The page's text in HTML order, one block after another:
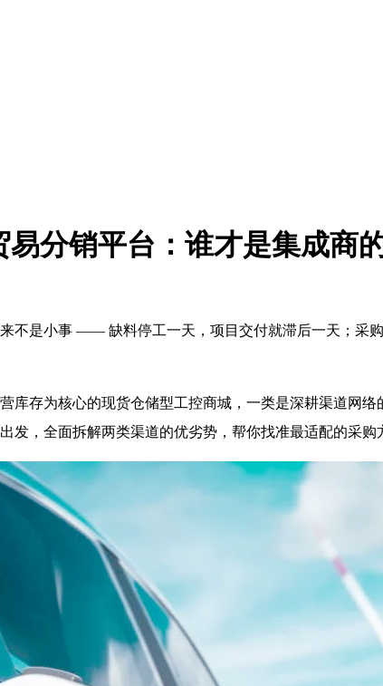
分销平台：谁才是集成商
不是小事 —— 缺料停工一天，项目交付就滞后一天；采
库存为核心的现货仓储型工控商城，一类是深耕渠道网
发，全面拆解两类渠道的优劣势，帮你找准最适配的采购